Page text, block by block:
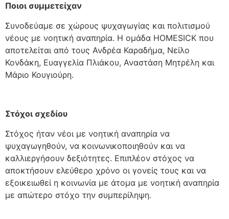
Ποιοι συμμετείχαν
Συνοδεύαμε σε χώρους ψυχαγωγίας και πολιτισμού
νέους με νοητική αναπηρία. Η ομάδα HOMESICK που
αποτελείται από τους Ανδρέα Καραδήμα, Νείλο
Κονδάκη, Ευαγγελία Πλιάκου, Αναστάση Μητρέλη και
Μάριο Κουγιούρη.
Στόχοι σχεδίου
Στόχος ήταν νέοι με νοητική αναπηρία να
ψυχαγωγηθούν, να κοινωνικοποιηθούν και να
καλλιεργήσουν δεξιότητες. Επιπλέον στόχος να
αποκτήσουν ελεύθερο χρόνο οι γονείς τους και να
εξοικειωθεί η κοινωνία με άτομα με νοητική αναπηρία
με απώτερο στόχο την συμπερίληψη.